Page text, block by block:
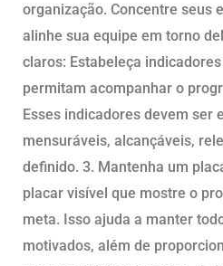
organização. Concentre seus
alinhe sua equipe em torno
claros: Estabeleça
permitam acompanhar o
Esses indicadores devem ser
mensuráveis, alcançáveis,
definido. 3. Mantenha um
placar visível que mostre o
meta. Isso ajuda a manter
motivados, além de